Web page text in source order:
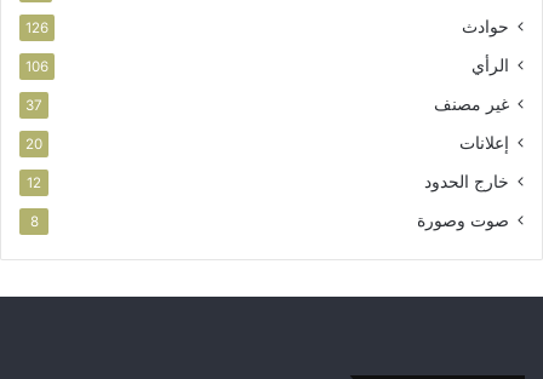
حوادث 126
الرأي 106
غير مصنف 37
إعلانات 20
خارج الحدود 12
صوت وصورة 8